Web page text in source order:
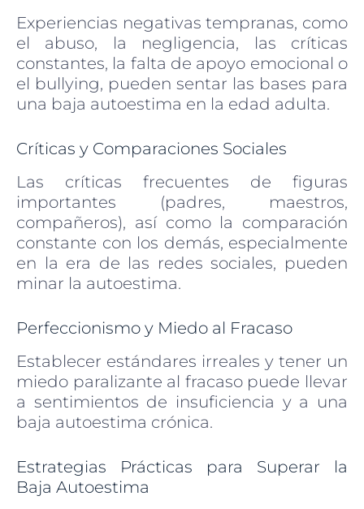
Experiencias negativas tempranas, como
el abuso, la negligencia, las críticas
constantes, la falta de apoyo emocional o
el bullying, pueden sentar las bases para
una baja autoestima en la edad adulta.
Críticas y Comparaciones Sociales
Las críticas frecuentes de figuras
importantes (padres, maestros,
compañeros), así como la comparación
constante con los demás, especialmente
en la era de las redes sociales, pueden
minar la autoestima.
Perfeccionismo y Miedo al Fracaso
Establecer estándares irreales y tener un
miedo paralizante al fracaso puede llevar
a sentimientos de insuficiencia y a una
baja autoestima crónica.
Estrategias Prácticas para Superar la
Baja Autoestima